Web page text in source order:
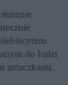
do ludzi
sztuczkami.